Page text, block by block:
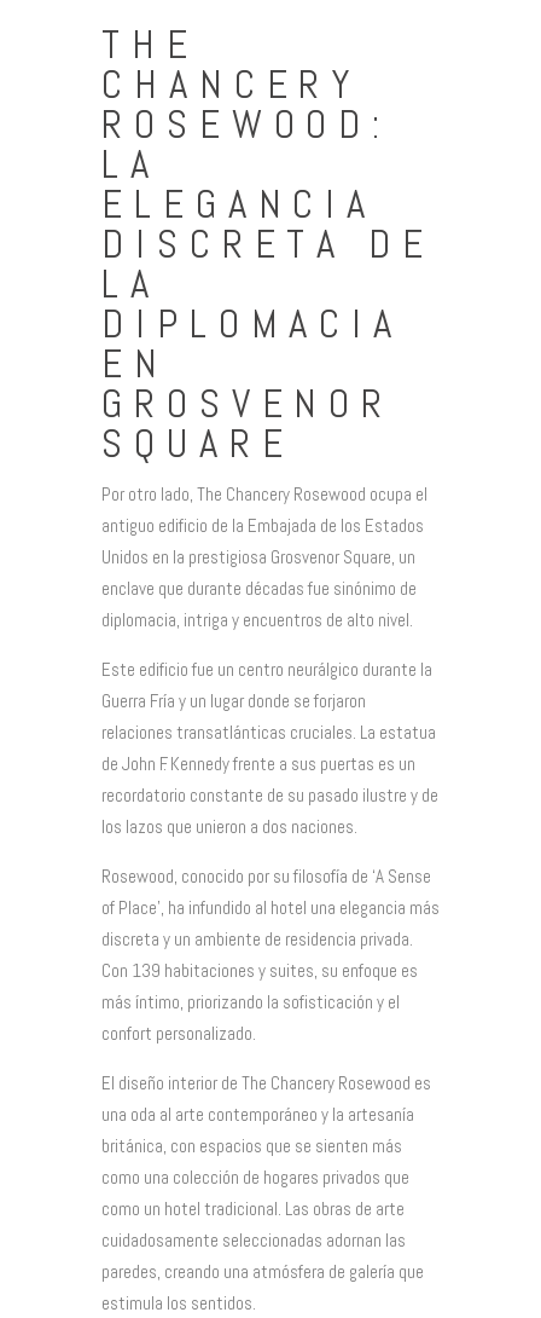
THE
CHANCERY
ROSEWOOD:
LA
ELEGANCIA
DISCRETA DE
LA
DIPLOMACIA
EN
GROSVENOR
SQUARE
Por otro lado, The Chancery Rosewood ocupa el
antiguo edificio de la Embajada de los Estados
Unidos en la prestigiosa Grosvenor Square, un
enclave que durante décadas fue sinónimo de
diplomacia, intriga y encuentros de alto nivel.
Este edificio fue un centro neurálgico durante la
Guerra Fría y un lugar donde se forjaron
relaciones transatlánticas cruciales. La estatua
de John F. Kennedy frente a sus puertas es un
recordatorio constante de su pasado ilustre y de
los lazos que unieron a dos naciones.
Rosewood, conocido por su filosofía de ‘A Sense
of Place’, ha infundido al hotel una elegancia más
discreta y un ambiente de residencia privada.
Con 139 habitaciones y suites, su enfoque es
más íntimo, priorizando la sofisticación y el
confort personalizado.
El diseño interior de The Chancery Rosewood es
una oda al arte contemporáneo y la artesanía
británica, con espacios que se sienten más
como una colección de hogares privados que
como un hotel tradicional. Las obras de arte
cuidadosamente seleccionadas adornan las
paredes, creando una atmósfera de galería que
estimula los sentidos.